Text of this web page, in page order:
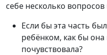
себе несколько
Если бы эта часть
ребёнком, как бы
почувствовала?